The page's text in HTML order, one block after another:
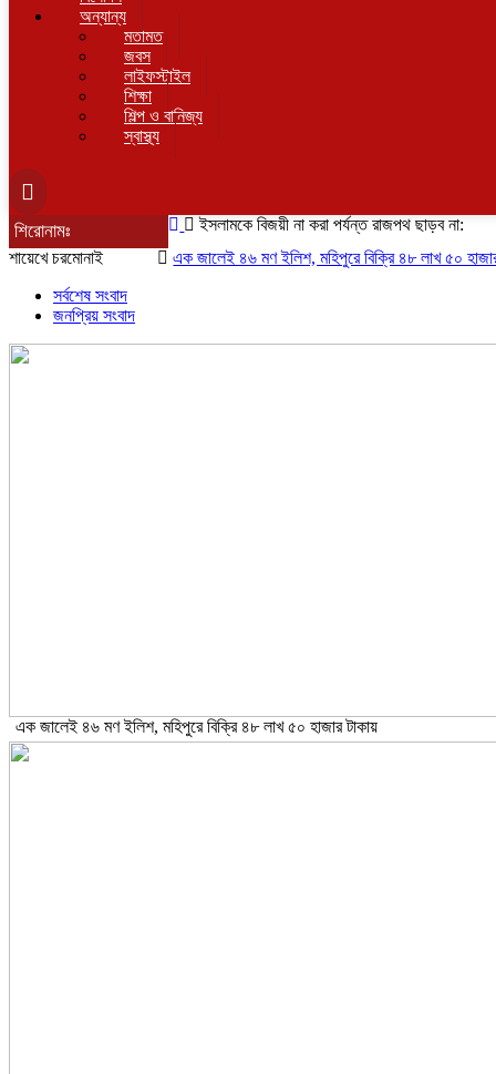
অন্যান্য
মতামত
জবস
লাইফস্টাইল
শিক্ষা
শিল্প ও বানিজ্য
স্বাস্থ্য
শিরোনামঃ
এক জালেই ৪৬ মণ ইলিশ, মহিপুরে বিক্রি ৪৮ লাখ ৫০ হাজার টাকায়
ইসলামকে বিজয়ী না করা পর্যন্ত রাজপথ ছাড়ব না:
শায়েখে চরমোনাই
সর্বশেষ সংবাদ
জনপ্রিয় সংবাদ
এক জালেই ৪৬ মণ ইলিশ, মহিপুরে বিক্রি ৪৮ লাখ ৫০ হাজার টাকায়